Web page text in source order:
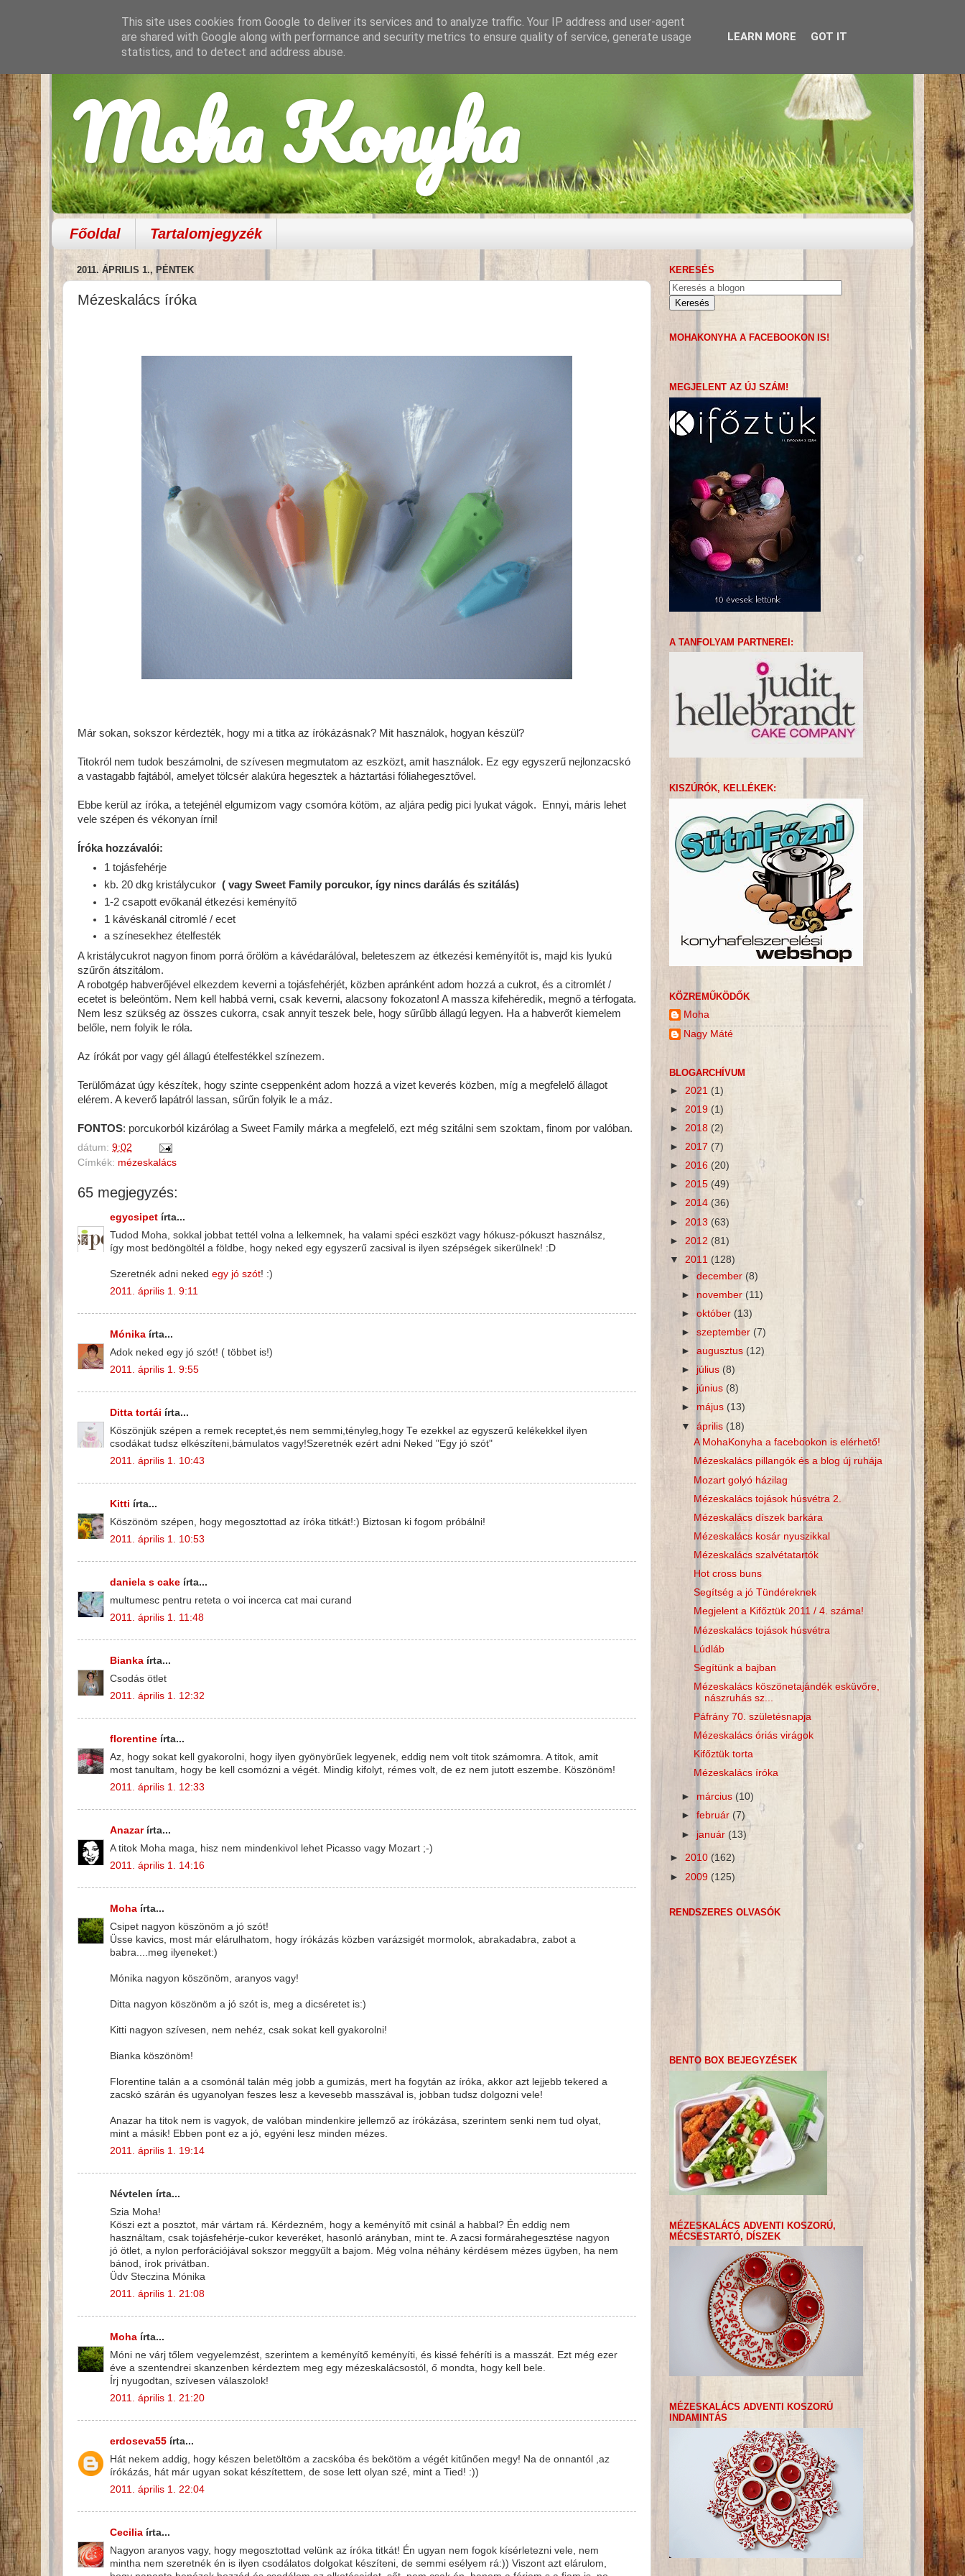
Moha Konyha
Főoldal Tartalomjegyzék
2011. ÁPRILIS 1., PÉNTEK
Mézeskalács íróka
Már sokan, sokszor kérdezték, hogy mi a titka az írókázásnak? Mit használok, hogyan készül?
Titokról nem tudok beszámolni, de szívesen megmutatom az eszközt, amit használok. Ez egy egyszerű nejlonzacskó
a vastagabb fajtából, amelyet tölcsér alakúra hegesztek a háztartási fóliahegesztővel.
Ebbe kerül az íróka, a tetejénél elgumizom vagy csomóra kötöm, az aljára pedig pici lyukat vágok. Ennyi, máris lehet
vele szépen és vékonyan írni!
Íróka hozzávalói:
1 tojásfehérje
kb. 20 dkg kristálycukor( vagy Sweet Family porcukor, így nincs darálás és szitálás)
1-2 csapott evőkanál étkezési keményítő
1 kávéskanál citromlé / ecet
a színesekhez ételfesték
A kristálycukrot nagyon finom porrá őrölöm a kávédarálóval, beleteszem az étkezési keményítőt is, majd kis lyukú
szűrőn átszitálom.
A robotgép habverőjével elkezdem keverni a tojásfehérjét, közben apránként adom hozzá a cukrot, és a citromlét /
ecetet is beleöntöm. Nem kell habbá verni, csak keverni, alacsony fokozaton! A massza kifehéredik, megnő a térfogata.
Nem lesz szükség az összes cukorra, csak annyit teszek bele, hogy sűrűbb állagú legyen. Ha a habverőt kiemelem
belőle, nem folyik le róla.
Az írókát por vagy gél állagú ételfestékkel színezem.
Terülőmázat úgy készítek, hogy szinte cseppenként adom hozzá a vizet keverés közben, míg a megfelelő állagot
elérem. A keverő lapátról lassan, sűrűn folyik le a máz.
FONTOS: porcukorból kizárólag a Sweet Family márka a megfelelő, ezt még szitálni sem szoktam, finom por valóban.
dátum: 9:02
Címkék: mézeskalács
65 megjegyzés:
egycsipet írta...
Tudod Moha, sokkal jobbat tettél volna a lelkemnek, ha valami spéci eszközt vagy hókusz-pókuszt használsz,
így most bedöngöltél a földbe, hogy neked egy egyszerű zacsival is ilyen szépségek sikerülnek! :D
Szeretnék adni neked egy jó szót! :)
2011. április 1. 9:11
Mónika írta...
Adok neked egy jó szót! ( többet is!)
2011. április 1. 9:55
Ditta tortái írta...
Köszönjük szépen a remek receptet,és nem semmi,tényleg,hogy Te ezekkel az egyszerű kelékekkel ilyen
csodákat tudsz elkészíteni,bámulatos vagy!Szeretnék ezért adni Neked "Egy jó szót"
2011. április 1. 10:43
Kitti írta...
Köszönöm szépen, hogy megosztottad az íróka titkát!:) Biztosan ki fogom próbálni!
2011. április 1. 10:53
daniela s cake írta...
multumesc pentru reteta o voi incerca cat mai curand
2011. április 1. 11:48
Bianka írta...
Csodás ötlet
2011. április 1. 12:32
florentine írta...
Az, hogy sokat kell gyakorolni, hogy ilyen gyönyörűek legyenek, eddig nem volt titok számomra. A titok, amit
most tanultam, hogy be kell csomózni a végét. Mindig kifolyt, rémes volt, de ez nem jutott eszembe. Köszönöm!
2011. április 1. 12:33
Anazarírta...
A titok Moha maga, hisz nem mindenkivol lehet Picasso vagy Mozart ;-)
2011. április 1. 14:16
Moha írta...
Csipet nagyon köszönöm a jó szót!
Üsse kavics, most már elárulhatom, hogy írókázás közben varázsigét mormolok, abrakadabra, zabot a
babra....meg ilyeneket:)
Mónika nagyon köszönöm, aranyos vagy!
Ditta nagyon köszönöm a jó szót is, meg a dicséretet is:)
Kitti nagyon szívesen, nem nehéz, csak sokat kell gyakorolni!
Bianka köszönöm!
Florentine talán a a csomónál talán még jobb a gumizás, mert ha fogytán az íróka, akkor azt lejjebb tekered a
zacskó szárán és ugyanolyan feszes lesz a kevesebb masszával is, jobban tudsz dolgozni vele!
Anazar ha titok nem is vagyok, de valóban mindenkire jellemző az írókázása, szerintem senki nem tud olyat,
mint a másik! Ebben pont ez a jó, egyéni lesz minden mézes.
2011. április 1. 19:14
Névtelen írta...
Szia Moha!
Köszi ezt a posztot, már vártam rá. Kérdezném, hogy a keményítő mit csinál a habbal? Én eddig nem
használtam, csak tojásfehérje-cukor keveréket, hasonló arányban, mint te. A zacsi formárahegesztése nagyon
jó ötlet, a nylon perforációjával sokszor meggyűlt a bajom. Még volna néhány kérdésem mézes ügyben, ha nem
bánod, írok privátban.
Üdv Steczina Mónika
2011. április 1. 21:08
Moha írta...
Móni ne várj tőlem vegyelemzést, szerintem a keményítő keményíti, és kissé fehéríti is a masszát. Ezt még ezer
éve a szentendrei skanzenben kérdeztem meg egy mézeskalácsostól, ő mondta, hogy kell bele.
Írj nyugodtan, szívesen válaszolok!
2011. április 1. 21:20
erdoseva55 írta...
Hát nekem addig, hogy készen beletöltöm a zacskóba és bekötöm a végét kitűnően megy! Na de onnantól ,az
írókázás, hát már ugyan sokat készítettem, de sose lett olyan szé, mint a Tied! :))
2011. április 1. 22:04
Cecilia írta...
Nagyon aranyos vagy, hogy megosztottad velünk az íróka titkát! Én ugyan nem fogok kísérletezni vele, nem
mintha nem szeretnék én is ilyen csodálatos dolgokat készíteni, de semmi esélyem rá:)) Viszont azt elárulom,
KERESÉS
MOHAKONYHA A FACEBOOKON IS!
MEGJELENT AZ ÚJ SZÁM!
A TANFOLYAM PARTNEREI:
KISZÚRÓK, KELLÉKEK:
KÖZREMŰKÖDŐK
Moha
Nagy Máté
BLOGARCHÍVUM
► 2021 (1)
► 2019 (1)
► 2018 (2)
► 2017 (7)
► 2016 (20)
► 2015 (49)
► 2014 (36)
► 2013 (63)
► 2012 (81)
▼ 2011 (128)
►december (8)
► november(11)
►október (13)
►szeptember (7)
►augusztus (12)
► július(8)
► június (8)
► május (13)
▼április (18)
A MohaKonyha a facebookon is elérhető!
Mézeskalács pillangók és a blog új ruhája
Mozart golyó házilag
Mézeskalács tojások húsvétra 2.
Mézeskalács díszek barkára
Mézeskalács kosár nyuszikkal
Mézeskalács szalvétatartók
Hot cross buns
Segítség a jó Tündéreknek
Megjelent a Kifőztük 2011 / 4. száma!
Mézeskalács tojások húsvétra
Lúdláb
Segítünk a bajban
Mézeskalács köszönetajándék esküvőre,
nászruhás sz...
Páfrány 70. születésnapja
Mézeskalács óriás virágok
Kifőztük torta
Mézeskalács íróka
► március(10)
►február (7)
► január (13)
► 2010 (162)
► 2009 (125)
RENDSZERES OLVASÓK
BENTO BOX BEJEGYZÉSEK
MÉZESKALÁCS ADVENTI KOSZORÚ,
MÉCSESTARTÓ, DÍSZEK
MÉZESKALÁCS ADVENTI KOSZORÚ
INDAMINTÁS
This site uses cookies from Google to deliver its services and to analyze traffic. Your IP address and user-agent
are shared with Google along with performance and security metrics to ensure quality of service, generate usage
statistics, and to detect and address abuse.
LEARN MORE GOT IT